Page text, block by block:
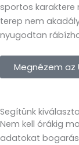
sportos karaktere
terep nem
nyugodtan
Megnézem az
Segítünk
Nem kell órákig
adatokat